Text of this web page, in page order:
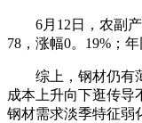
6月12日，农副产
78，涨幅0。19%；
综上，钢材仍有薄
成本上升向下逛传导
钢材需求淡季特征弱